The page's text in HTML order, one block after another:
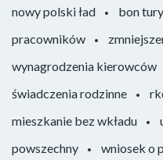
nowy polski ład bon
pracowników
wynagrodzenia kierowców
świadczenia rodzinne
mieszkanie bez wkładu
powszechny
wniosek o